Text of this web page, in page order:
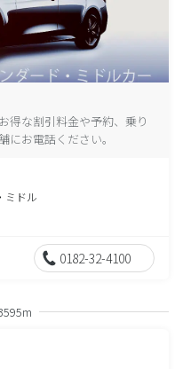
得な割引料金や予約、乗り
お電話ください。
ミドル
0182-32-4100